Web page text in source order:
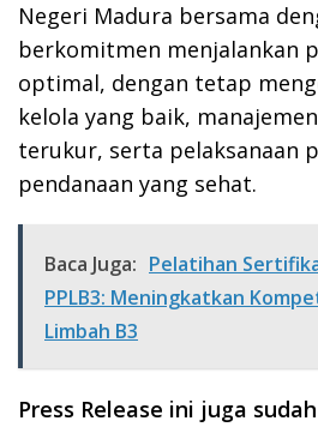
Negeri Madura bersama
berkomitmen menjalankan
optimal, dengan tetap
kelola yang baik,
terukur, serta pelaksanaan
pendanaan yang sehat.
Baca Juga: Pelatihan
PPLB3: Meningkatkan
Limbah B3
Press Release ini juga